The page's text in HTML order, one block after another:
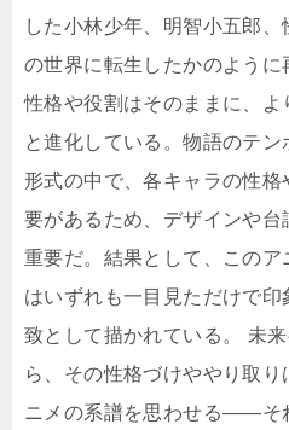
した小林少年、明智小五郎
の世界に転生したかのよう
性格や役割はそのままに、
と進化している。物語のテ
形式の中で、各キャラの性
要があるため、デザインや台
重要だ。結果として、このア
はいずれも一目見ただけで
致として描かれている。 未
ら、その性格づけややり取
ニメの系譜を思わせる――そ